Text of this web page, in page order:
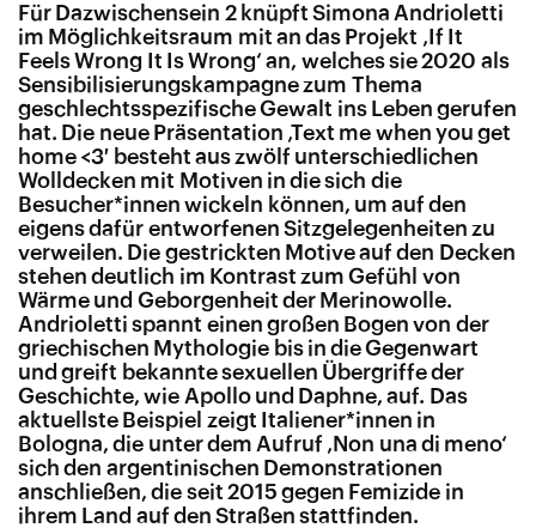
Für Dazwischensein 2 knüpft Simona Andrioletti
im Möglichkeitsraum mit an das Projekt ‚If It
Feels Wrong It Is Wrong‘ an, welches sie 2020 als
Sensibilisierungskampagne zum Thema
geschlechtsspezifische Gewalt ins Leben gerufen
hat. Die neue Präsentation ‚Text me when you get
home <3′ besteht aus zwölf unterschiedlichen
Wolldecken mit Motiven in die sich die
Besucher*innen wickeln können, um auf den
eigens dafür entworfenen Sitzgelegenheiten zu
verweilen. Die gestrickten Motive auf den Decken
stehen deutlich im Kontrast zum Gefühl von
Wärme und Geborgenheit der Merinowolle.
Andrioletti spannt einen großen Bogen von der
griechischen Mythologie bis in die Gegenwart
und greift bekannte sexuellen Übergriffe der
Geschichte, wie Apollo und Daphne, auf. Das
aktuellste Beispiel zeigt Italiener*innen in
Bologna, die unter dem Aufruf ‚Non una di meno‘
sich den argentinischen Demonstrationen
anschließen, die seit 2015 gegen Femizide in
ihrem Land auf den Straßen stattfinden.